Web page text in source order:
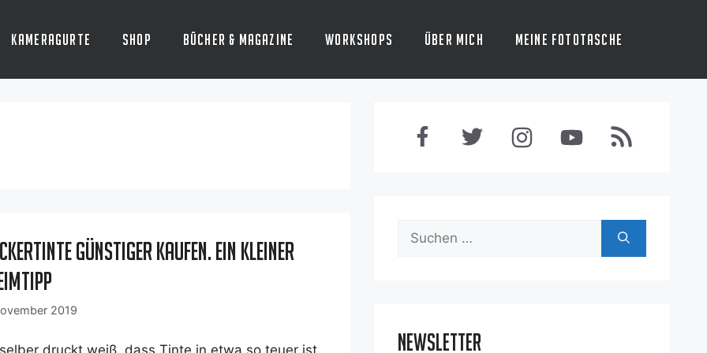
Kameragurte Shop Bücher & Magazine Workshops Über mich Meine Fototasche
günstiger kaufen. Ein kleiner
2019
druckt weiß, dass Tin­te in etwa so teu­er ist,
Suchen
Newsletter